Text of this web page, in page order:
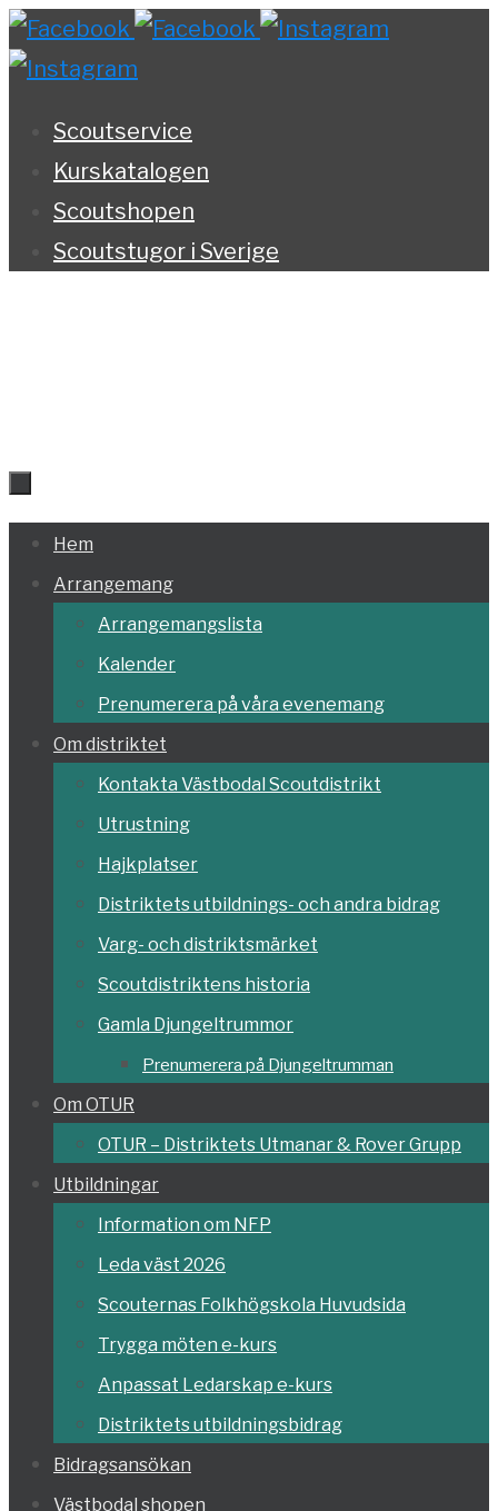
Hoppa
till
Scoutservice
Kurskatalogen
Scoutshopen
Scoutstugor i Sverige
Hoppa
till
innehållet
Hem
Arrangemang
Arrangemangslista
Kalender
Prenumerera på våra evenemang
Om distriktet
Kontakta Västbodal Scoutdistrikt
Utrustning
Hajkplatser
Distriktets utbildnings- och andra bidrag
Varg- och distriktsmärket
Scoutdistriktens historia
Gamla Djungeltrummor
Prenumerera på Djungeltrumman
Om OTUR
OTUR – Distriktets Utmanar & Rover Grupp
Utbildningar
Information om NFP
Leda väst 2026
Scouternas Folkhögskola Huvudsida
Trygga möten e-kurs
Anpassat Ledarskap e-kurs
Distriktets utbildningsbidrag
Bidragsansökan
Västbodal shopen